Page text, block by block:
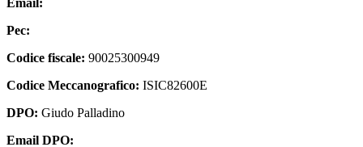
Email:
Pec:
Codice fiscale: 90025300949
Codice Meccanografico: ISIC82600E
DPO: Giudo Palladino
Email DPO: